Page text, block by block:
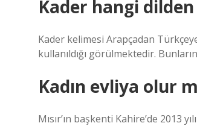
Kader hangi
Kader kelimesi Arapçadan
kullanıldığı görülmektedir.
Kadın evliya olur
Mısır’ın başkenti Kahire’de 2013